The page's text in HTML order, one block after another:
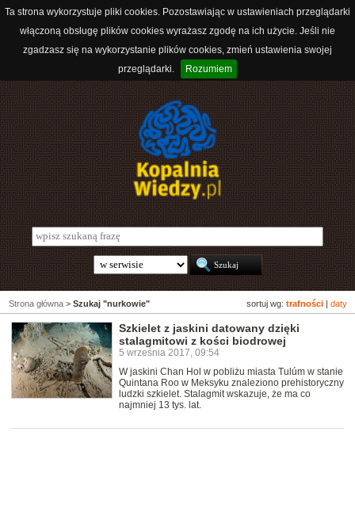
Ta strona wykorzystuje pliki cookies. Pozostawiając w ustawieniach przeglądarki
włączoną obsługę plików cookies wyrażasz zgodę na ich użycie. Jeśli nie
zgadzasz się na wykorzystanie plików cookies, zmień ustawienia swojej
przeglądarki.
Rozumiem
sortuj wg: trafności daty
Strona główna > Szukaj "nurkowie"
Szkielet z jaskini datowany dzięki
stalagmitowi z kości biodrowej
5 września 2017, 09:54
W jaskini Chan Hol w pobliżu miasta Tulúm w stanie
Quintana Roo w Meksyku znaleziono prehistoryczny
ludzki szkielet. Stalagmit wskazuje, że ma co
najmniej 13 tys. lat.